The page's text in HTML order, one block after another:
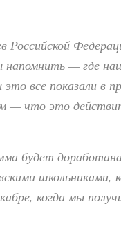
Российской
напомнить — где
все показали в
— что это
будет
школьниками,
когда мы